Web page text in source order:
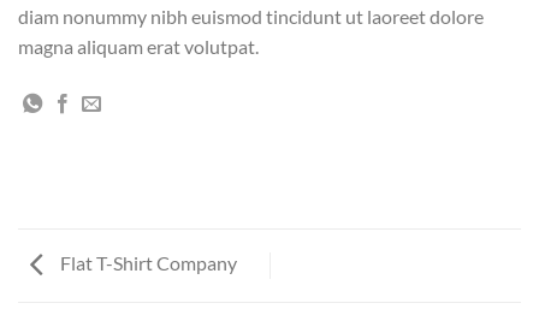
diam nonummy nibh euismod tincidunt ut laoreet dolore
magna aliquam erat volutpat.
Flat T-Shirt Company